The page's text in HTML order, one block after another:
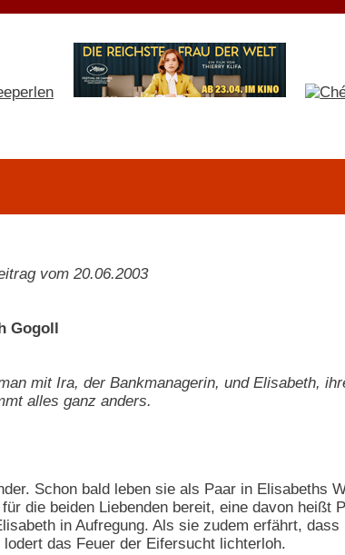
vom 20.06.2003
Gogoll
mit Ira, der Bankmanagerin, und Elisabeth,
alles ganz anders.
Schon bald leben sie als Paar in Elisabeths
die beiden Liebenden bereit, eine davon heißt
in Aufregung. Als sie zudem erfährt,
das Feuer der Eifersucht lichterloh.